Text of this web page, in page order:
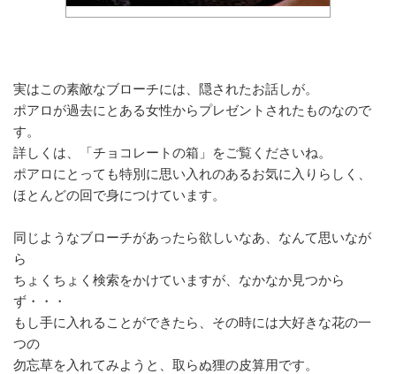
実はこの素敵なブローチには、隠されたお話しが。
ポアロが過去にとある女性からプレゼントされたものなので
す。
詳しくは、「チョコレートの箱」をご覧くださいね。
ポアロにとっても特別に思い入れのあるお気に入りらしく、
ほとんどの回で身につけています。
同じようなブローチがあったら欲しいなあ、なんて思いなが
ら
ちょくちょく検索をかけていますが、なかなか見つから
ず・・・
もし手に入れることができたら、その時には大好きな花の一
つの
勿忘草を入れてみようと、取らぬ狸の皮算用です。